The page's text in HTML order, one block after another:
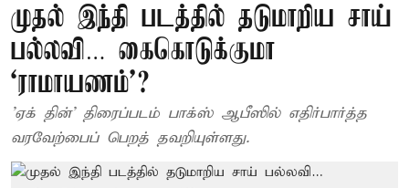
முதல் இந்தி படத்தில் தடுமாறிய சாய்
பல்லவி… கைகொடுக்குமா
‘ராமாயணம்’?
'ஏக் தின்' திரைப்படம் பாக்ஸ் ஆபீஸில் எதிர்பார்த்த
வரவேற்பைப் பெறத் தவறியுள்ளது.